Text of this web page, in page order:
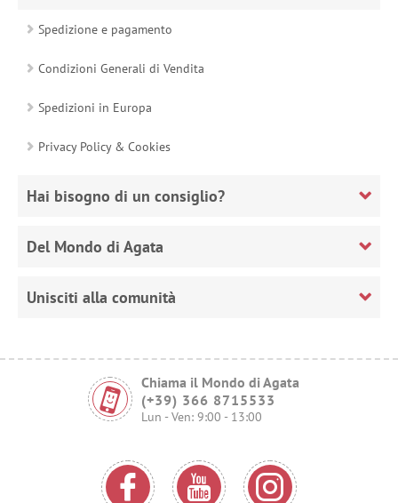
Spedizione e pagamento
Condizioni Generali di Vendita
Spedizioni in Europa
Privacy Policy & Cookies
Hai bisogno di un consiglio?
Del Mondo di Agata
Unisciti alla comunità
Chiama il Mondo di Agata
(+39) 366 8715533
Lun - Ven: 9:00 - 13:00